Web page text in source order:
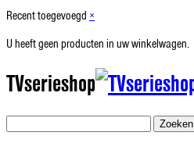
Recent toegevoegd ×
U heeft geen producten in uw winkelwagen.
TVserieshop
Zoeken